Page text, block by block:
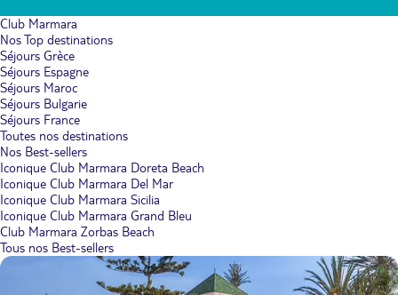
Club Marmara
Nos Top destinations
Séjours Grèce
Séjours Espagne
Séjours Maroc
Séjours Bulgarie
Séjours France
Toutes nos destinations
Nos Best-sellers
Iconique Club Marmara Doreta Beach
Iconique Club Marmara Del Mar
Iconique Club Marmara Sicilia
Iconique Club Marmara Grand Bleu
Club Marmara Zorbas Beach
Tous nos Best-sellers